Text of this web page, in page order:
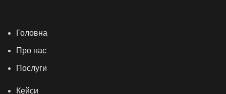
Головна
Про нас
Послуги
Кейси